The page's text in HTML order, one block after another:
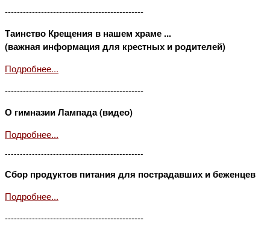
----------------------------------------------
Таинство Крещения в нашем храме ...
(важная информация для крестных и родителей)
Подробнее...
----------------------------------------------
О гимназии Лампада (видео)
Подробнее...
----------------------------------------------
Сбор продуктов питания для пострадавших и беженцев
Подробнее...
----------------------------------------------